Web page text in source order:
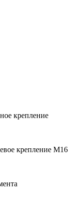
крепление
крепление М16